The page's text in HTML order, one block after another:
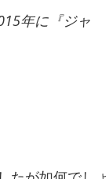
年に『ジャ